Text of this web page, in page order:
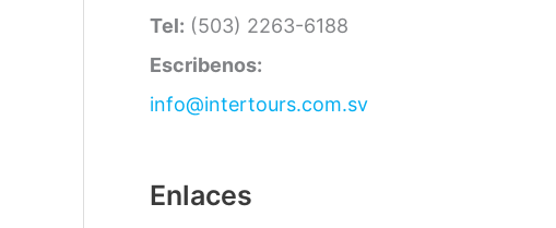
Tel: (503) 2263-6188
Escribenos:
info@intertours.com.sv
Enlaces